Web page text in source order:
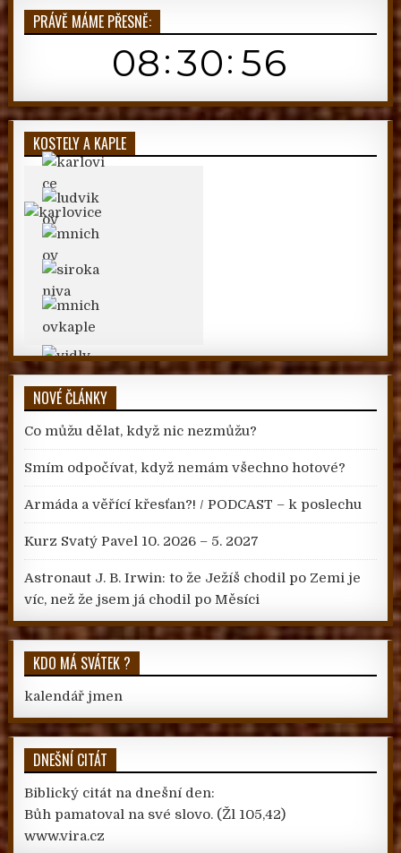
PRÁVĚ MÁME PŘESNĚ:
KOSTELY A KAPLE
NOVÉ ČLÁNKY
Co můžu dělat, když nic nezmůžu?
Smím odpočívat, když nemám všechno hotové?
Armáda a věřící křesťan?! / PODCAST – k poslechu
Kurz Svatý Pavel 10. 2026 – 5. 2027
Astronaut J. B. Irwin: to že Ježíš chodil po Zemi je
víc, než že jsem já chodil po Měsíci
KDO MÁ SVÁTEK ?
kalendář jmen
DNEŠNÍ CITÁT
Biblický citát na dnešní den:
Bůh pamatoval na své slovo. (Žl 105,42)
www.vira.cz